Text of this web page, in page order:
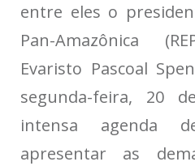
entre eles o
Pan-Amazônica
Evaristo Pascoal
segunda-feira, 20
intensa agenda
apresentar as